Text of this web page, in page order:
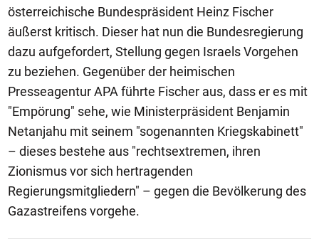
österreichische Bundespräsident Heinz Fischer
äußerst kritisch. Dieser hat nun die Bundesregierung
dazu aufgefordert, Stellung gegen Israels Vorgehen
zu beziehen. Gegenüber der heimischen
Presseagentur APA führte Fischer aus, dass er es mit
"Empörung" sehe, wie Ministerpräsident Benjamin
Netanjahu mit seinem "sogenannten Kriegskabinett"
– dieses bestehe aus "rechtsextremen, ihren
Zionismus vor sich hertragenden
Regierungsmitgliedern" – gegen die Bevölkerung des
Gazastreifens vorgehe.